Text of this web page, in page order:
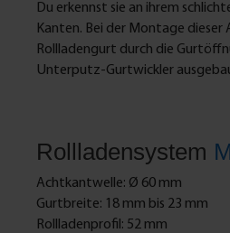
Du erkennst sie an ihrem
Kanten. Bei der Montage
Rollladengurt durch die
Unterputz-Gurtwickler
Rollladensystem
Achtkantwelle: Ø 60 mm
Gurtbreite: 18 mm bis 23 mm
Rollladenprofil: 52 mm